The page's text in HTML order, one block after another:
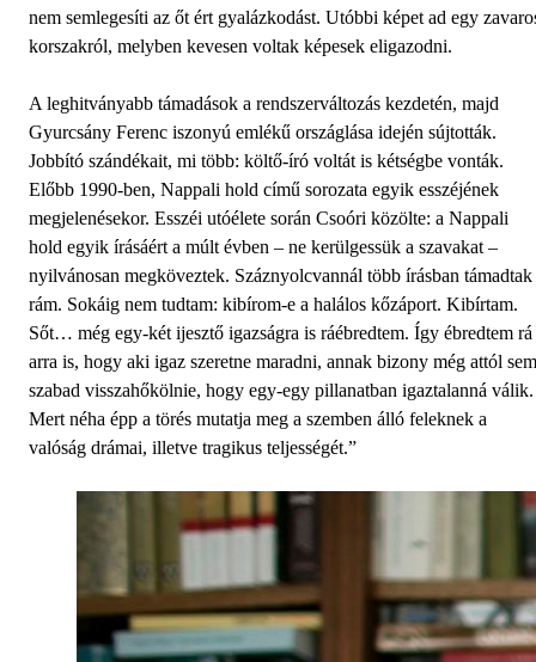
nem semlegesíti az őt ért gyalázkodást. Utóbbi képet ad egy
korszakról, melyben kevesen voltak képesek eligazodni.
A leghitványabb támadások a rendszerváltozás kezdetén, majd
Gyurcsány Ferenc iszonyú emlékű országlása idején sújtották.
Jobbító szándékait, mi több: költő-író voltát is kétségbe vonták.
Előbb 1990-ben, Nappali hold című sorozata egyik esszéjének
megjelenésekor. Esszéi utóélete során Csoóri közölte: a Nappali
hold egyik írásáért a múlt évben – ne kerülgessük a szavakat –
nyilvánosan megköveztek. Száznyolcvannál több írásban támadtak
rám. Sokáig nem tudtam: kibírom-e a halálos kőzáport. Kibírtam.
Sőt… még egy-két ijesztő igaz­ságra is ráébredtem. Így ébredtem rá
arra is, hogy aki igaz szeretne maradni, annak bizony még attól sem
szabad visszahőkölnie, hogy egy-egy pillanatban igaztalanná válik.
Mert néha épp a törés mutatja meg a szemben álló feleknek a
valóság drámai, illetve tragikus teljességét.”